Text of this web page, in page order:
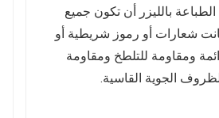
بالليزر أن تكون جميع
شعارات أو رموز شريطية أو
ومقاومة للتلطخ ومقاومة
الجوية القاسية.